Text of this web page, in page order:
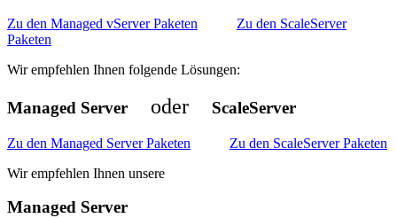
Zu den Managed vServer Paketen
Zu den ScaleServer
Paketen
Wir empfehlen Ihnen folgende Lösungen:
Managed Server oder ScaleServer
Zu den Managed Server Paketen
Zu den ScaleServer Paketen
Wir empfehlen Ihnen unsere
Managed Server